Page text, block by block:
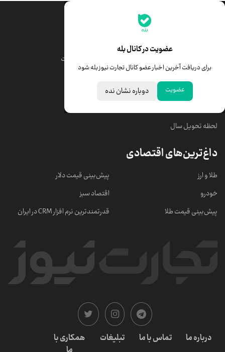
عضویت در کانال بله
برای دریافت آخرین اخبار عضو کانال تجارت نیوز بله شود
عضویت دوباره نشان نده
جدیدترین قیمت‌ها
قیمت درهم امارات
خبرهای مهم
لحظه تحویل سال
داغ‌ترین‌های اقتصادی
طلا و ارز
خودرو
پیش‌بینی قیمت طلا
پیش‌بینی قیمت دلار
اقتصاد سبز
قدرتمندترین نرم‌ افزار CRM در ایران
درباره ما تماس با ما تبلیغات
همکاری با